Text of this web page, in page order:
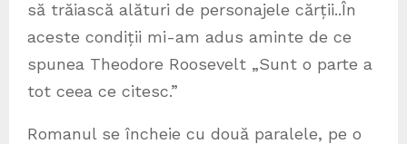
să trăiască alături de personajele cărții..În
aceste condiții mi-am adus aminte de ce
spunea Theodore Roosevelt „Sunt o parte a
tot ceea ce citesc.”
Romanul se încheie cu două paralele, pe o